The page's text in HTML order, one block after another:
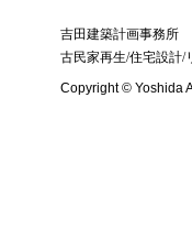
吉田建築計画事務所
古民家再生/住宅設計
Copyright © Yoshida